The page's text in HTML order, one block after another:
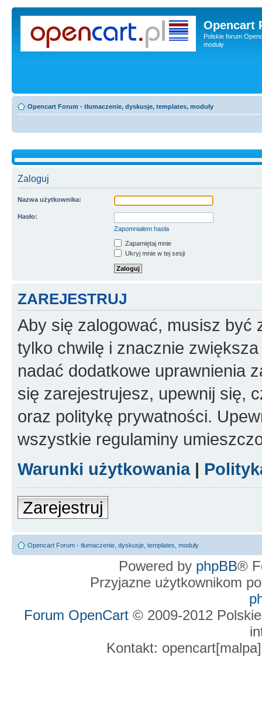
Opencart
Polskie forum
moduły
Opencart Forum - tłumaczenie, dyskusje, templates, moduły
Zaloguj
Nazwa użytkownika:
Hasło:
Zapomniałem hasła
Zapamiętaj mnie
Ukryj mnie w tej sesji
ZAREJESTRUJ
Aby się zalogować, musisz być
tylko chwilę i znacznie
nadać dodatkowe uprawnienia
się zarejestrujesz, upewnij się,
oraz politykę prywatności.
wszystkie regulaminy
Warunki użytkowania|
Zarejestruj
Opencart Forum - tłumaczenie, dyskusje, templates, moduły
Powered by phpBB®
Przyjazne użytkownikom
Forum OpenCart © 2009-2012
Kontakt: